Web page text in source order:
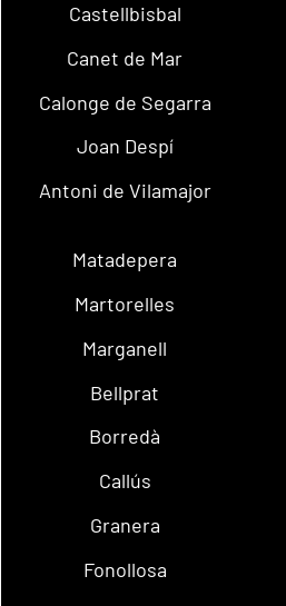
Castellbisbal
Canet de Mar
Calonge de Segarra
Joan Despí
Antoni de Vilamajor
Matadepera
Martorelles
Marganell
Bellprat
Borredà
Callús
Granera
Fonollosa